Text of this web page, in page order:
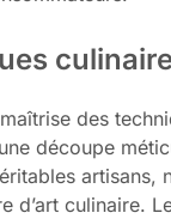
des
découpe
artisans,
d’art culinaire.